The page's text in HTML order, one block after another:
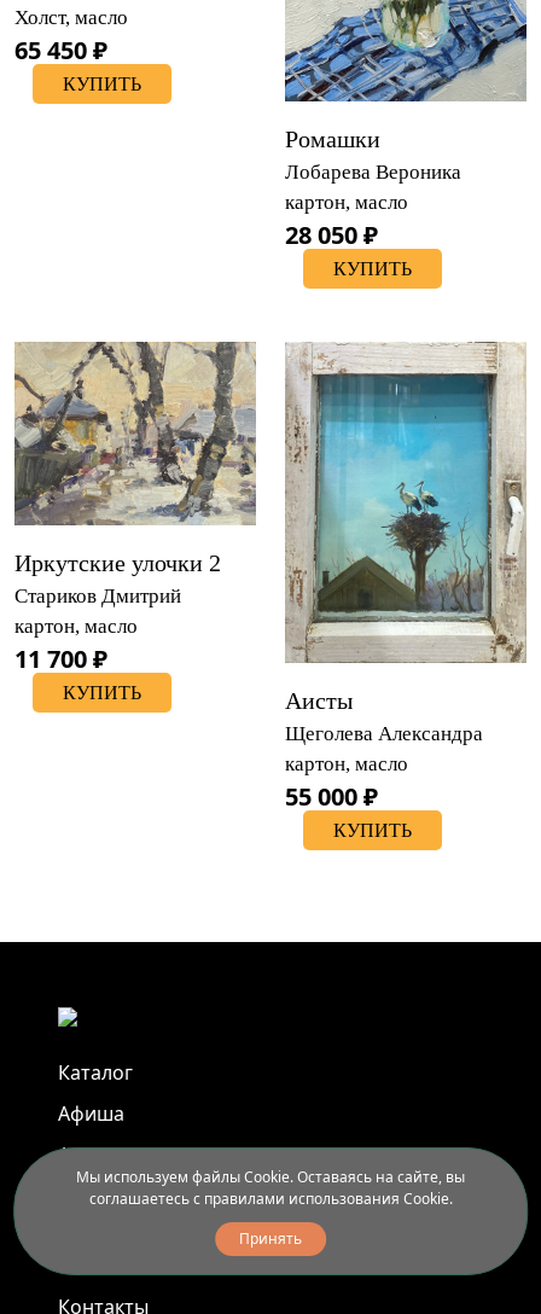
Холст, масло
65 450 ₽
КУПИТЬ
Ромашки
Лобарева Вероника
картон, масло
28 050 ₽
КУПИТЬ
Иркутские улочки 2
Стариков Дмитрий
картон, масло
11 700 ₽
КУПИТЬ Аисты
Щеголева Александра
картон, масло
55 000 ₽
КУПИТЬ
Каталог
Афиша
Арт-пленэры
Услуги
Новости
Контакты
Мы используем файлы Cookie. Оставаясь на сайте, вы
соглашаетесь с правилами использования Cookie.
Принять